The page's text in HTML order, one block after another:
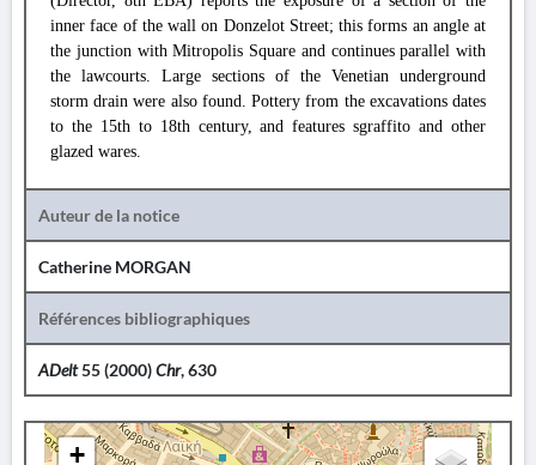
inner face of the wall on Donzelot Street; this forms an angle at
the junction with Mitropolis Square and continues parallel with
the lawcourts. Large sections of the Venetian underground
storm drain were also found. Pottery from the excavations dates
to the 15th to 18th century, and features sgraffito and other
glazed wares.
Auteur de la notice
Catherine MORGAN
Références bibliographiques
ADelt55 (2000)Chr, 630
+